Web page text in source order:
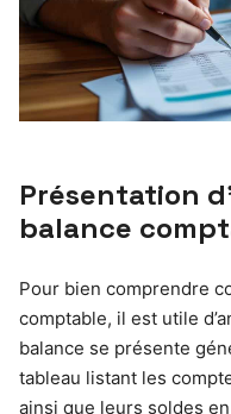
Présentation
balance
Pour bien comprendre
comptable, il est utile
balance se présente
tableau listant les
ainsi que leurs soldes